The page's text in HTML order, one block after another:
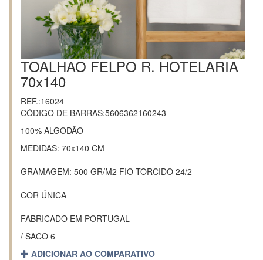
TOALHAO FELPO R. HOTELARIA
70x140
REF.:16024
CÓDIGO DE BARRAS:5606362160243
100% ALGODÃO
MEDIDAS: 70x140 CM
GRAMAGEM: 500 GR/M2 FIO TORCIDO 24/2
COR ÚNICA
FABRICADO EM PORTUGAL
/ SACO 6
ADICIONAR AO COMPARATIVO